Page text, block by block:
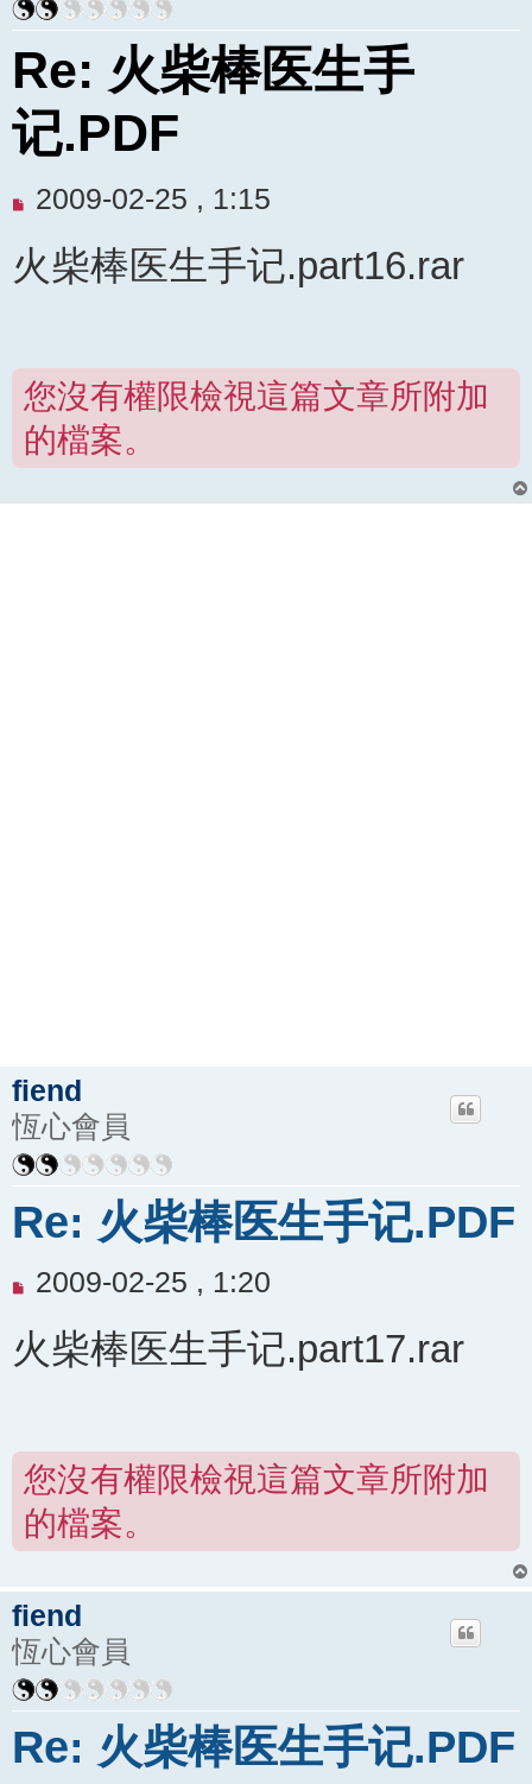
Re: 火柴棒医生手
记.PDF
未
讀
2009-02-25 , 1:15
火柴棒医生手记.part16.rar
您沒有權限檢視這篇文章所附加
的檔案。
fiend
恆心會員
Re: 火柴棒医生手记.PDF
未
讀
2009-02-25 , 1:20
火柴棒医生手记.part17.rar
您沒有權限檢視這篇文章所附加
的檔案。
fiend
恆心會員
Re: 火柴棒医生手记.PDF